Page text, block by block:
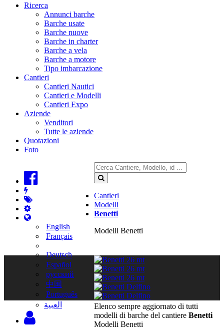
Ricerca
Annunci barche
Barche usate
Barche nuove
Barche in charter
Barche a vela
Barche a motore
Tipo imbarcazione
Cantieri
Cantieri Nautici
Cantieri e Modelli
Cantieri Expo
Aziende
Venditori
Tutte le aziende
Quotazioni
Foto
English
Français
Deutsch
Español
русский
中国
Português
‫العبية
Cantieri
Modelli
Benetti
Modelli Benetti
Elenco sempre aggiornato di tutti
modelli di barche del cantiere Benetti
Modelli Benetti